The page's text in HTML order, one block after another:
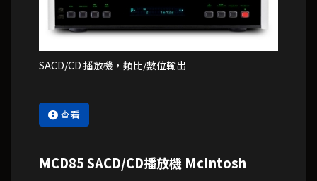
SACD/CD 播放機，類比/數位輸出
查看
MCD85 SACD/CD播放機 McIntosh